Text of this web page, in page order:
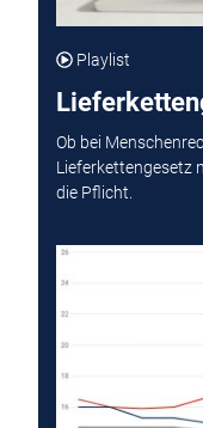
Playlist
Ob bei
Lieferkettengesetz
die Pflicht.